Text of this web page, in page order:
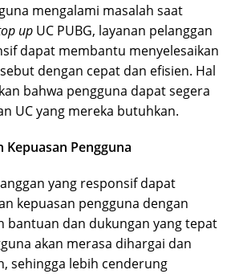
mengalami masalah saat
up UC PUBG, layanan pelanggan
dapat membantu menyelesaikan
dengan cepat dan efisien. Hal
bahwa pengguna dapat segera
UC yang mereka butuhkan.
Kepuasan Pengguna
yang responsif dapat
kepuasan pengguna dengan
bantuan dan dukungan yang tepat
akan merasa dihargai dan
sehingga lebih cenderung